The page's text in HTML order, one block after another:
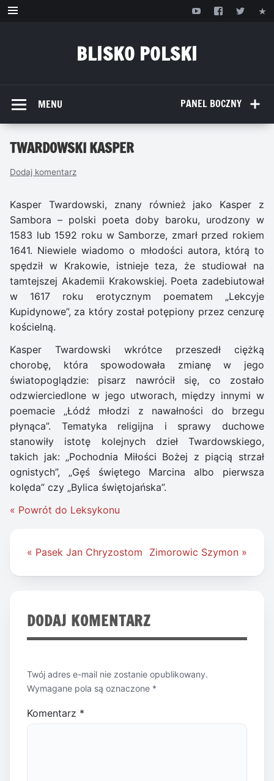
Przejdź
BLISKO POLSKI
PANEL BOCZNY
MENU
TWARDOWSKI KASPER
Dodaj komentarz
Kasper Twardowski, znany również jako Kasper z
Sambora – polski poeta doby baroku, urodzony w
1583 lub 1592 roku w Samborze, zmarł przed rokiem
1641. Niewiele wiadomo o młodości autora, którą to
spędził w Krakowie, istnieje teza, że studiował na
tamtejszej Akademii Krakowskiej. Poeta zadebiutował
w 1617 roku erotycznym poematem „Lekcyje
Kupidynowe”, za który został potępiony przez cenzurę
kościelną.
Kasper Twardowski wkrótce przeszedł ciężką
chorobę, która spowodowała zmianę w jego
światopoglądzie: pisarz nawrócił się, co zostało
odzwierciedlone w jego utworach, między innymi w
poemacie „Łódź młodzi z nawałności do brzegu
płynąca”. Tematyka religijna i sprawy duchowe
stanowiły istotę kolejnych dzieł Twardowskiego,
takich jak: „Pochodnia Miłości Bożej z piącią strzał
ognistych”, „Gęś świętego Marcina albo pierwsza
kolęda” czy „Bylica świętojańska”.
« Powrót do Leksykonu
Nawigacja
« Pasek Jan Chryzostom Zimorowic Szymon »
DODAJ KOMENTARZ
Twój adres e-mail nie zostanie opublikowany.
Wymagane pola są oznaczone *
Komentarz *